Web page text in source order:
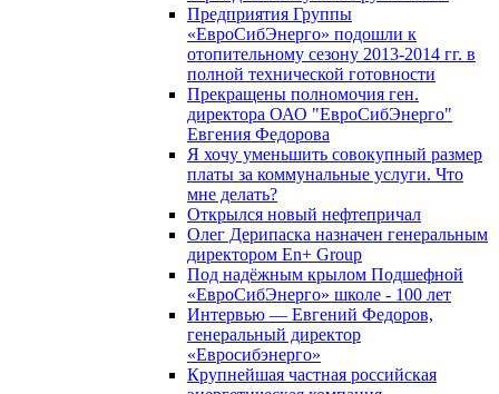
Предприятия Группы
«ЕвроСибЭнерго» подошли к
отопительному сезону 2013-2014 гг. в
полной технической готовности
Прекращены полномочия ген.
директора ОАО "ЕвроСибЭнерго"
Евгения Федорова
Я хочу уменьшить совокупный размер
платы за коммунальные услуги. Что
мне делать?
Открылся новый нефтепричал
Олег Дерипаска назначен генеральным
директором En+ Group
Под надёжным крылом Подшефной
«ЕвроСибЭнерго» школе - 100 лет
Интервью — Евгений Федоров,
генеральный директор
«Евросибэнерго»
Крупнейшая частная российская